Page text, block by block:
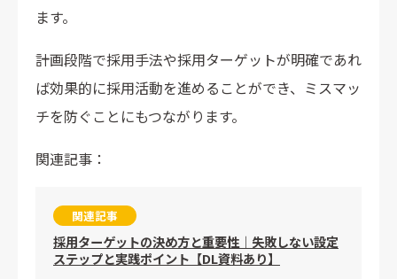
ます。
計画段階で採用手法や採用ターゲットが明確であれ
ば効果的に採用活動を進めることができ、ミスマッ
チを防ぐことにもつながります。
関連記事：
関連記事
採用ターゲットの決め方と重要性｜失敗しない設定
ステップと実践ポイント【DL資料あり】